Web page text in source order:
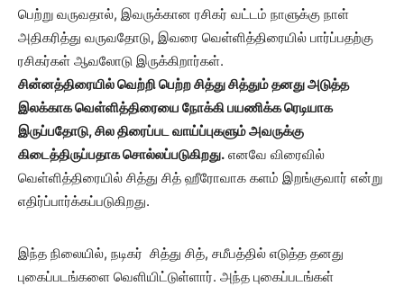
பெற்று வருவதால், இவருக்கான ரசிகர் வட்டம் நாளுக்கு நாள்
அதிகரித்து வருவதோடு, இவரை வெள்ளித்திரையில் பார்ப்பதற்கு
ரசிகர்கள் ஆவலோடு இருக்கிறார்கள்.
சின்னத்திரையில் வெற்றி பெற்ற சித்து சித்தும் தனது அடுத்த
இலக்காக வெள்ளித்திரையை நோக்கி பயணிக்க ரெடியாக
இருப்பதோடு, சில திரைப்பட வாய்ப்புகளும் அவருக்கு
கிடைத்திருப்பதாக சொல்லப்படுகிறது. எனவே விரைவில்
வெள்ளித்திரையில் சித்து சித் ஹீரோவாக களம் இறங்குவார் என்று
எதிர்ப்பார்க்கப்படுகிறது.
இந்த நிலையில், நடிகர் சித்து சித், சமீபத்தில் எடுத்த தனது
புகைப்படங்களை வெளியிட்டுள்ளார். அந்த புகைப்படங்கள்